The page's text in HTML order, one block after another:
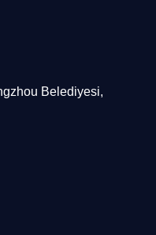
Belediyesi,